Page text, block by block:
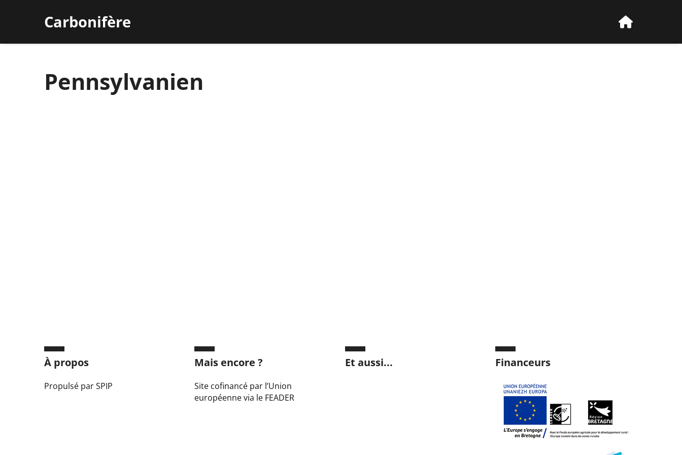
Carbonifère
Pennsylvanien
À propos
Propulsé par SPIP
Mais encore ?
Site cofinancé par l’Union
européenne via le FEADER
Et aussi... Financeurs